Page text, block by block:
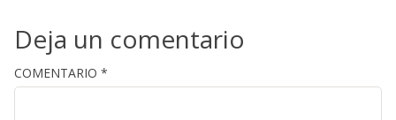
Deja un comentario
COMENTARIO *